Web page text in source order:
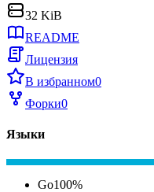
32 KiB
README
Лицензия
В избранном0
Форки0
Языки
Go100%